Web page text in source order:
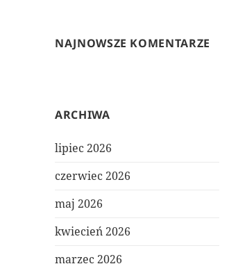
NAJNOWSZE KOMENTARZE
ARCHIWA
lipiec 2026
czerwiec 2026
maj 2026
kwiecień 2026
marzec 2026